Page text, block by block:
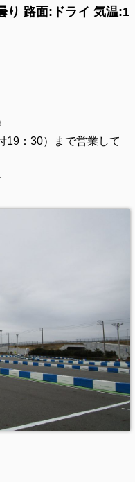
り 路面:ドライ 気温:1
19：30）まで営業して